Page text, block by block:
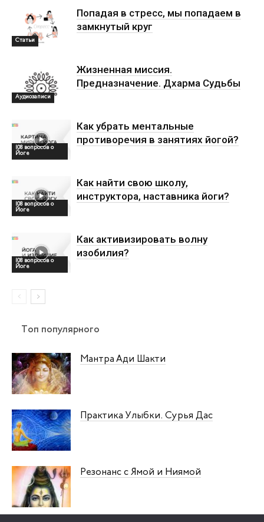
Статьи
Попадая в стресс, мы попадаем в
замкнутый круг
Аудиозаписи
Жизненная миссия.
Предназначение. Дхарма Судьбы
108 вопросов о
Йоге
Как убрать ментальные
противоречия в занятиях йогой?
108 вопросов о
Йоге
Как найти свою школу,
инструктора, наставника йоги?
108 вопросов о
Йоге
Как активизировать волну
изобилия?
Топ популярного
Мантра Ади Шакти
Практика Улыбки. Сурья Дас
Резонанс с Ямой и Ниямой